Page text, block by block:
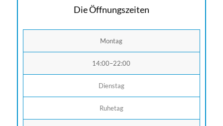
Die Öffnungszeiten
Montag
14:00–22:00
Dienstag
Ruhetag